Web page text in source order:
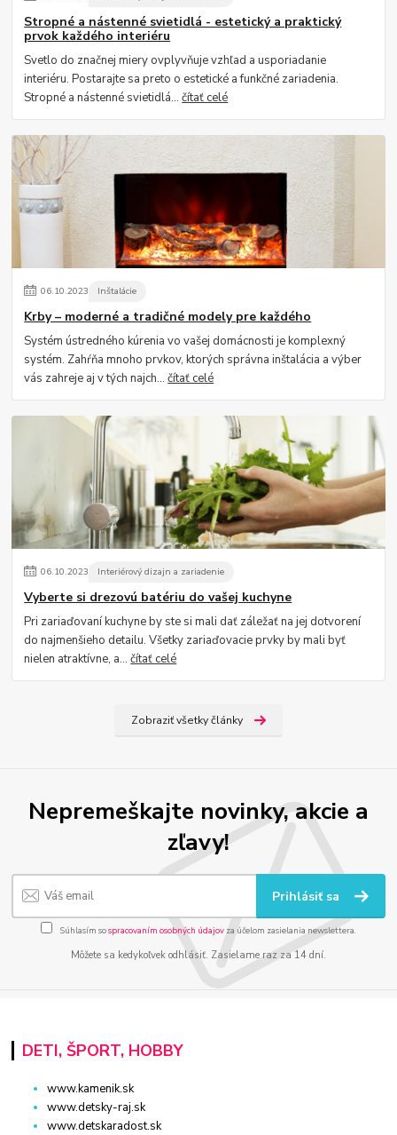
Stropné a nástenné svietidlá - estetický a praktický
prvok každého interiéru
Svetlo do značnej miery ovplyvňuje vzhľad a usporiadanie
interiéru. Postarajte sa preto o estetické a funkčné zariadenia.
Stropné a nástenné svietidlá...čítať celé
06.10.2023 Inštalácie
Krby – moderné a tradičné modely pre každého
Systém ústredného kúrenia vo vašej domácnosti je komplexný
systém. Zahŕňa mnoho prvkov, ktorých správna inštalácia a výber
vás zahreje aj v tých najch...čítať celé
06.10.2023 Interiérový dizajn a zariadenie
Vyberte si drezovú batériu do vašej kuchyne
Pri zariaďovaní kuchyne by ste si mali dať záležať na jej dotvorení
do najmenšieho detailu. Všetky zariaďovacie prvky by mali byť
nielen atraktívne, a...čítať celé
Zobraziť všetky články
Nepremeškajte novinky, akcie a
zľavy!
Prihlásiť sa
Súhlasím sospracovaním osobných údajov za účelom zasielania newslettera.
Môžete sa kedykoľvek odhlásiť. Zasielame raz za 14 dní.
DETI, ŠPORT, HOBBY
www.kamenik.sk
www.detsky-raj.sk
www.detskaradost.sk